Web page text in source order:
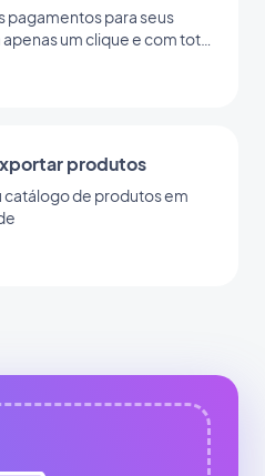
pagamentos para seus
um clique e com total
produtos
catálogo de produtos em